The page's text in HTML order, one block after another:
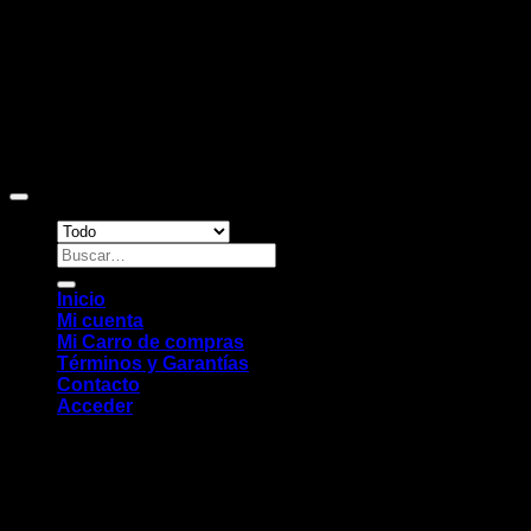
Buscar
por:
Inicio
Mi cuenta
Mi Carro de compras
Términos y Garantías
Contacto
Acceder